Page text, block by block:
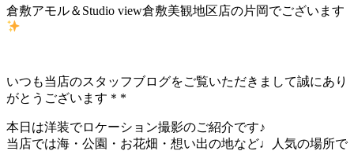
倉敷アモル＆Studio view倉敷美観地区店の片岡でございます
いつも当店のスタッフブログをご覧いただきまして誠にあり
がとうございます＊*
本日は洋装でロケーション撮影のご紹介です♪
当店では海・公園・お花畑・想い出の地など♩人気の場所で